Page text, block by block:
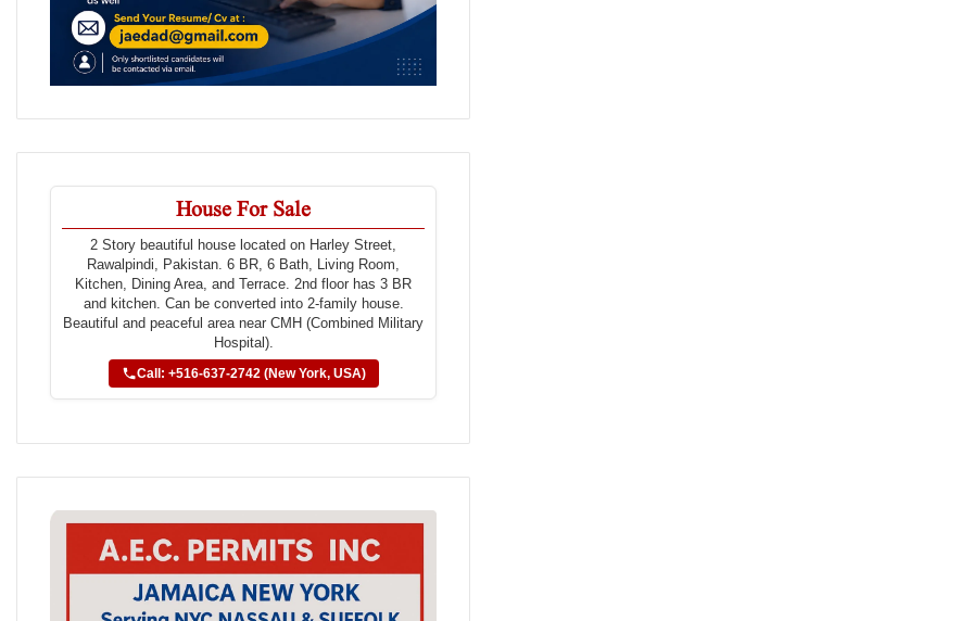
House For Sale
2 Story beautiful house located on Harley Street,
Rawalpindi, Pakistan. 6 BR, 6 Bath, Living Room,
Kitchen, Dining Area, and Terrace. 2nd floor has 3 BR
and kitchen. Can be converted into 2-family house.
Beautiful and peaceful area near CMH (Combined Military
Hospital).
Call: +516-637-2742 (New York, USA)